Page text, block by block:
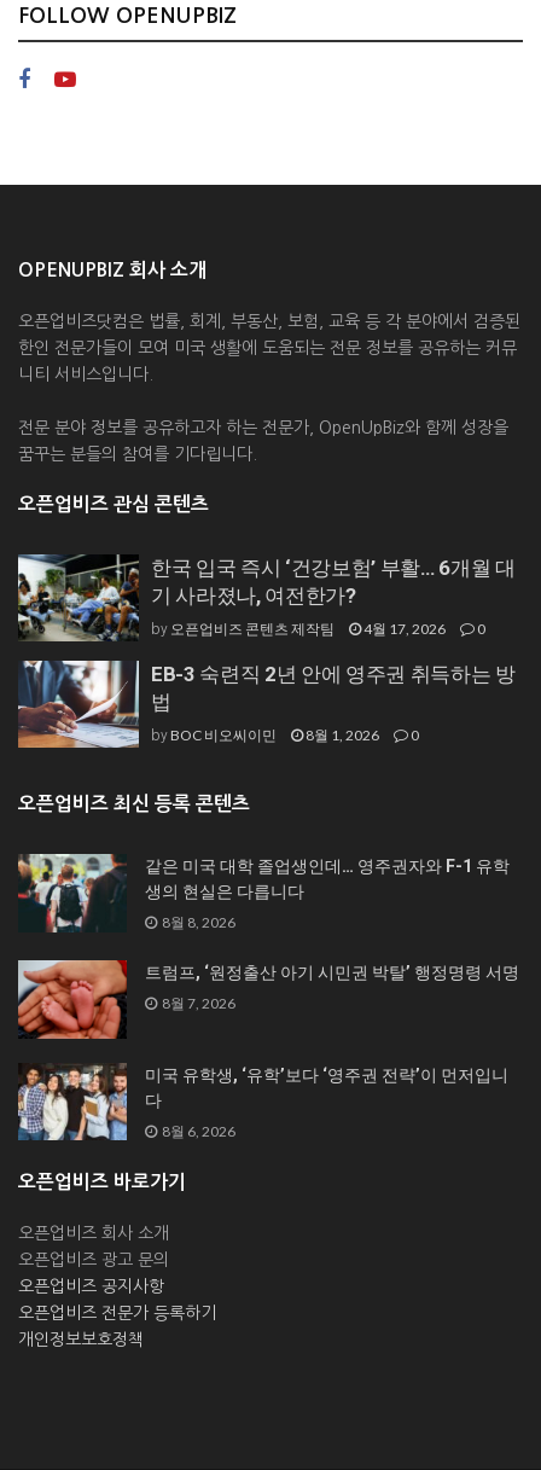
FOLLOW OPENUPBIZ
OPENUPBIZ 회사 소개
오픈업비즈닷컴은 법률, 회계, 부동산, 보험, 교육 등 각 분야에서 검증된
한인 전문가들이 모여 미국 생활에 도움되는 전문 정보를 공유하는 커뮤
니티 서비스입니다.
전문 분야 정보를 공유하고자 하는 전문가, OpenUpBiz와 함께 성장을
꿈꾸는 분들의 참여를 기다립니다.
오픈업비즈 관심 콘텐츠
한국 입국 즉시 ‘건강보험’ 부활… 6개월 대
기 사라졌나, 여전한가?
by 오픈업비즈 콘텐츠 제작팀 4월 17, 2026 0
EB-3 숙련직 2년 안에 영주권 취득하는 방
법
byBOC 비오씨이민 8월 1, 2026 0
오픈업비즈 최신 등록 콘텐츠
같은 미국 대학 졸업생인데… 영주권자와 F-1 유학
생의 현실은 다릅니다
8월 8, 2026
트럼프, ‘원정출산 아기 시민권 박탈’ 행정명령 서명
8월 7, 2026
미국 유학생, ‘유학’보다 ‘영주권 전략’이 먼저입니
다
8월 6, 2026
오픈업비즈 바로가기
오픈업비즈 회사 소개
오픈업비즈 광고 문의
오픈업비즈 공지사항
오픈업비즈 전문가 등록하기
개인정보보호정책